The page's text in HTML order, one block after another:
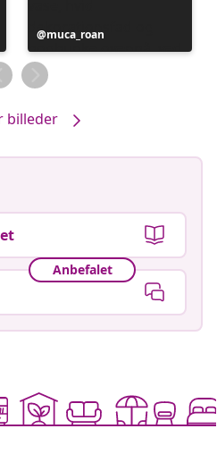
Opslag
offentliggjort
af
muca_roan
billeder
Anbefalet